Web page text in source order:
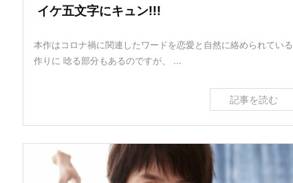
イケ五文字にキュン!!!
本作はコロナ禍に関連したワードを恋愛と自然に絡められている
作りに 唸る部分もあるのですが、 ...
記事を読む